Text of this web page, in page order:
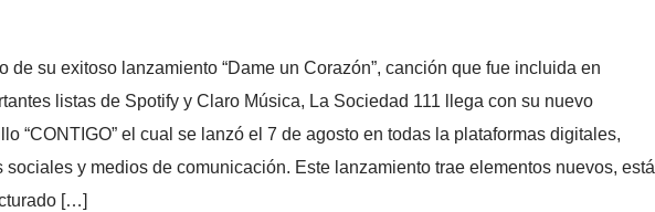
de su exitoso lanzamiento “Dame un Corazón”, canción que fue incluida en
listas de Spotify y Claro Música, La Sociedad 111 llega con su nuevo
“CONTIGO” el cual se lanzó el 7 de agosto en todas la plataformas digitales,
sociales y medios de comunicación. Este lanzamiento trae elementos nuevos, está
[…]